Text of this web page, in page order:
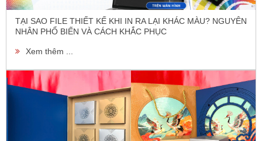
TẠI SAO FILE THIẾT KẾ KHI IN RA LẠI KHÁC MÀU? NGUYÊN
NHÂN PHỔ BIẾN VÀ CÁCH KHẮC PHỤC
Xem thêm ...